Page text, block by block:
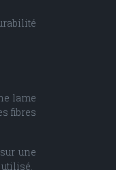
lame
fibres
une
utilisé.